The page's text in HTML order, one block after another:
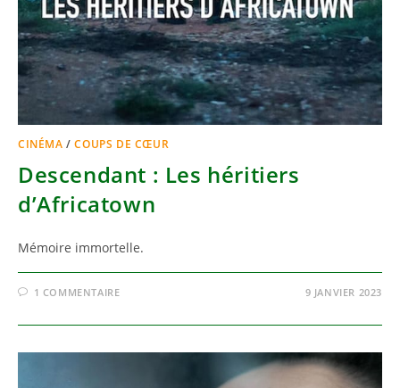
CINÉMA /COUPS DE CŒUR
Descendant : Les héritiers
d’Africatown
Mémoire immortelle.
1 COMMENTAIRE 9 JANVIER 2023